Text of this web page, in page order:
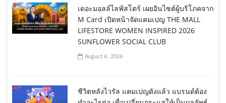
เดอะมอลล์ไลฟ์สโตร์ เผยอินไซต์ผู้บริโภคจาก
M Card เปิดหน้าจัดแคมเปญ THE MALL
LIFESTORE WOMEN INSPIRED 2026
SUNFLOWER SOCIAL CLUB
August 6, 2026
ชีวิตหลังไวรัล แคมเปญดังแล้ว แบรนด์ต้อง